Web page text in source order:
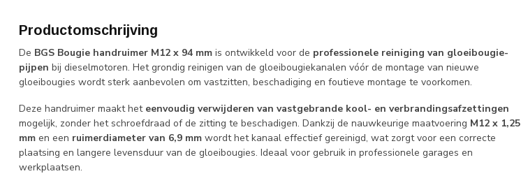
Productomschrijving
De BGS Bougie handruimer M12 x 94 mm is ontwikkeld voor de professionele reiniging van gloeibougie-
pijpen bij dieselmotoren. Het grondig reinigen van de gloeibougiekanalen vóór de montage van nieuwe
gloeibougies wordt sterk aanbevolen om vastzitten, beschadiging en foutieve montage te voorkomen.
Deze handruimer maakt het eenvoudig verwijderen van vastgebrande kool- en verbrandingsafzettingen
mogelijk, zonder het schroefdraad of de zitting te beschadigen. Dankzij de nauwkeurige maatvoering M12 x 1,25
mm en een ruimerdiameter van 6,9 mm wordt het kanaal effectief gereinigd, wat zorgt voor een correcte
plaatsing en langere levensduur van de gloeibougies. Ideaal voor gebruik in professionele garages en
werkplaatsen.